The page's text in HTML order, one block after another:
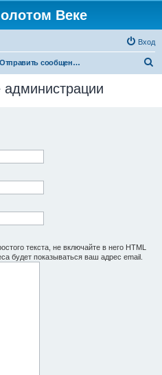
Веке
Вход
Отправить сообщение администрации
текста, не включайте в него HTML
будет показываться ваш адрес email.